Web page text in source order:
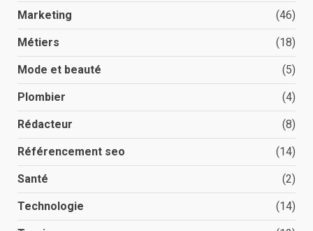
Marketing (46)
Métiers (18)
Mode et beauté (5)
Plombier (4)
Rédacteur (8)
Référencement seo (14)
Santé (2)
Technologie (14)